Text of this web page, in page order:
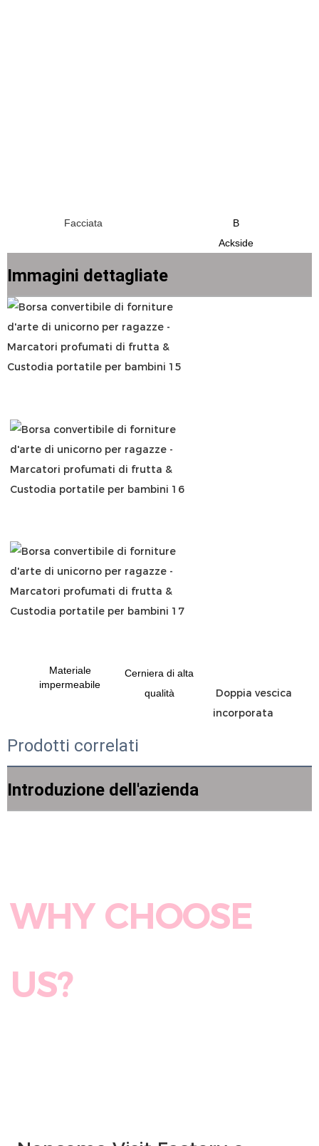
B
Ackside
Immagini dettagliate
Materiale
impermeabile
Cerniera di alta
qualità
Prodotti correlati
Introduzione dell'azienda
WHY CHOOSE